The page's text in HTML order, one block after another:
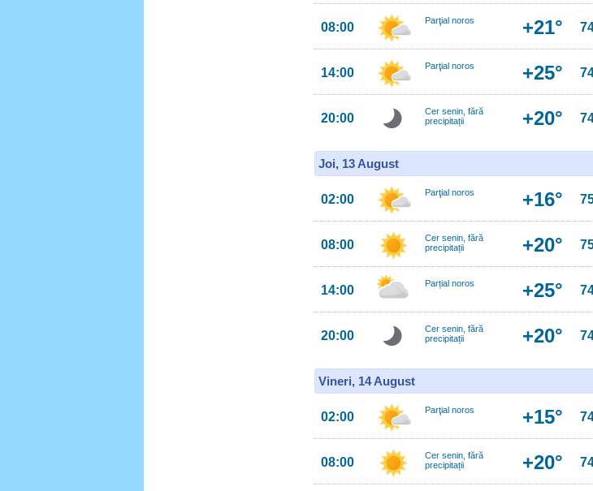
08:00 Parţial noros +21°
14:00 Parţial noros +25°
20:00
Cer senin, fără
precipitații
+20°
Joi, 13 August
02:00 Parţial noros +16°
08:00
Cer senin, fără
precipitații
+20°
14:00 Parțial noros +25°
20:00
Cer senin, fără
precipitații
+20°
Vineri, 14 August
02:00 Parţial noros +15°
08:00
Cer senin, fără
precipitații
+20°